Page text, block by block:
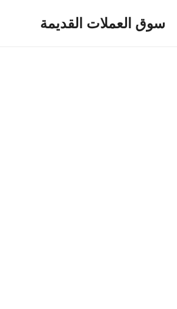
المحتوى
سوق العملات القديمة